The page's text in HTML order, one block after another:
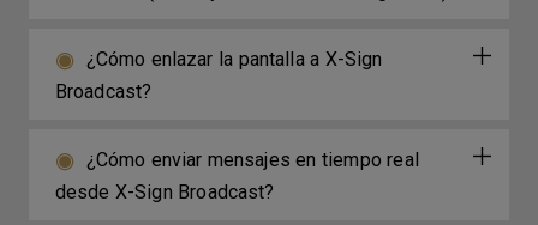
¿Cómo enlazar la pantalla a X-Sign
Broadcast?
¿Cómo enviar mensajes en tiempo real
desde X-Sign Broadcast?